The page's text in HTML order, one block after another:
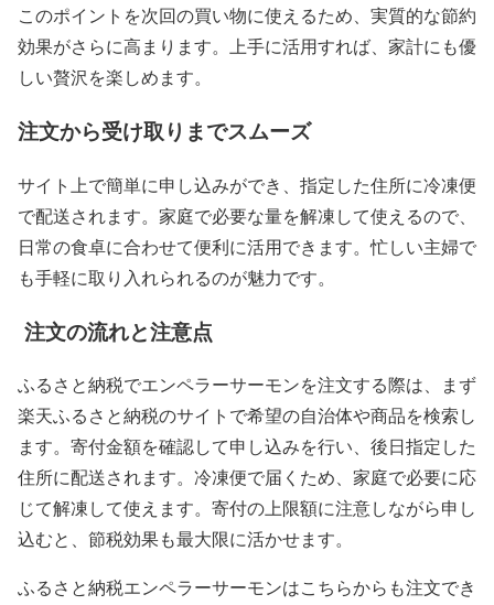
このポイントを次回の買い物に使えるため、実質的な節約
効果がさらに高まります。上手に活用すれば、家計にも優
しい贅沢を楽しめます。
注文から受け取りまでスムーズ
サイト上で簡単に申し込みができ、指定した住所に冷凍便
で配送されます。家庭で必要な量を解凍して使えるので、
日常の食卓に合わせて便利に活用できます。忙しい主婦で
も手軽に取り入れられるのが魅力です。
注文の流れと注意点
ふるさと納税でエンペラーサーモンを注文する際は、まず
楽天ふるさと納税のサイトで希望の自治体や商品を検索し
ます。寄付金額を確認して申し込みを行い、後日指定した
住所に配送されます。冷凍便で届くため、家庭で必要に応
じて解凍して使えます。寄付の上限額に注意しながら申し
込むと、節税効果も最大限に活かせます。
ふるさと納税エンペラーサーモンはこちらからも注文でき